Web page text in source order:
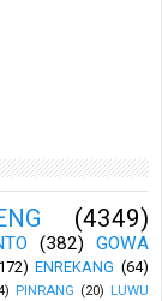
(4349)
(382)
GOWA
ENREKANG (64)
PINRANG (20) LUWU